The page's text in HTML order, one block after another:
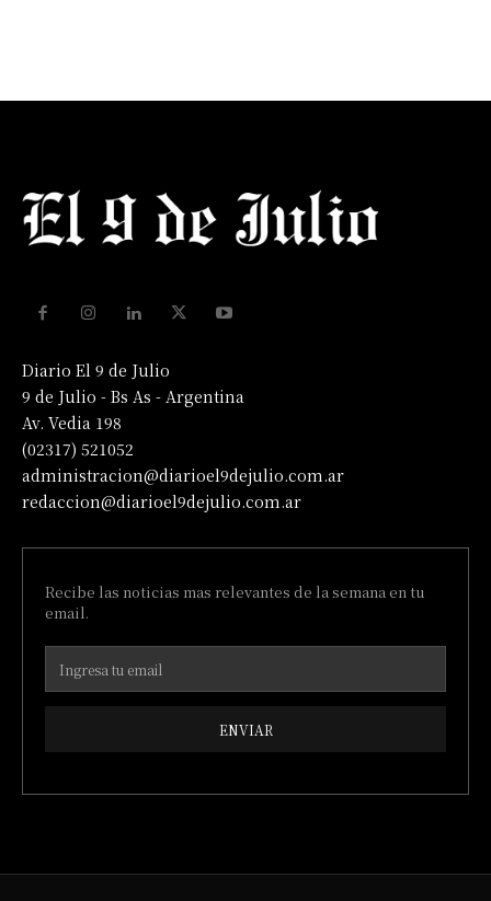
Diario El 9 de Julio
9 de Julio - Bs As - Argentina
Av. Vedia 198
(02317) 521052
administracion@diarioel9dejulio.com.ar
redaccion@diarioel9dejulio.com.ar
Recibe las noticias mas relevantes de la semana en tu
email.
ENVIAR